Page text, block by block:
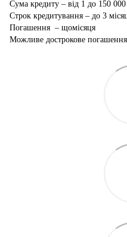
Сума кредиту – від 1 до 150 000
Строк кредитування – до 3
Погашення – щомісяця
Можливе дострокове погашення